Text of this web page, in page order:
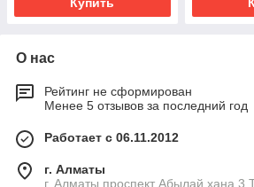
О нас
Рейтинг не сформирован
Менее 5 отзывов за последний год
Работает с 06.11.2012
г. Алматы
г. Алматы проспект Абылай хана 3